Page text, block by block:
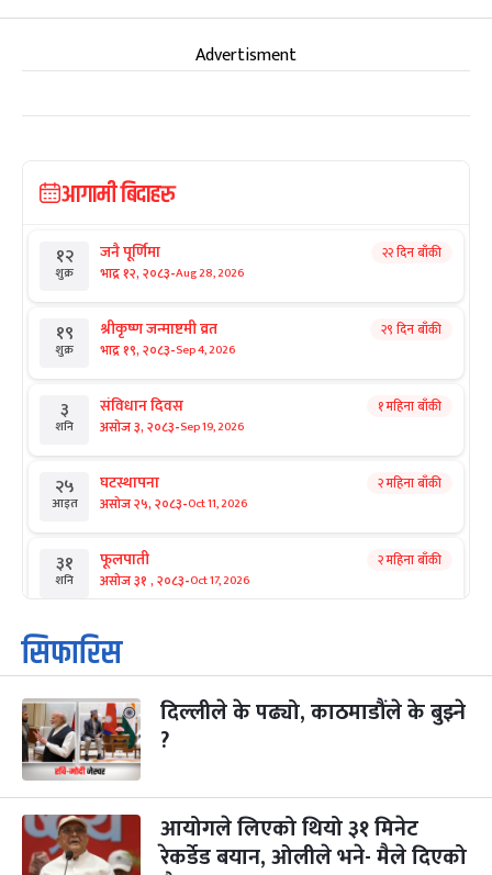
Advertisment
आगामी बिदाहरु
१२
शुक्र
जनै पूर्णिमा
भाद्र १२, २०८३-Aug 28, 2026
२२ दिन बाँकी
१९
शुक्र
श्रीकृष्ण जन्माष्टमी व्रत
भाद्र १९, २०८३-Sep 4, 2026
२९ दिन बाँकी
३
शनि
संविधान दिवस
असोज ३, २०८३-Sep 19, 2026
१ महिना बाँकी
२५
आइत
घटस्थापना
असोज २५, २०८३-Oct 11, 2026
२ महिना बाँकी
३१
शनि
फूलपाती
असोज ३१ , २०८३-Oct 17, 2026
२ महिना बाँकी
१
आइत
कार्तिक सङ्क्रान्ति
कार्तिक १, २०८३
३
मंगल
महानवमी
कार्तिक ३, २०८३
२ महिना बाँकी
४
बुध कार्तिक ४, २०८३ Oct 21, 2026
पापा‌ङ्कुशा एकादशी व्रत २ महिना बाँकी
सिफारिस
दिल्लीले के पढ्यो, काठमाडौंले के बुझ्ने
?
आयोगले लिएको थियो ३१ मिनेट
रेकर्डेड बयान, ओलीले भने- मैले दिएको